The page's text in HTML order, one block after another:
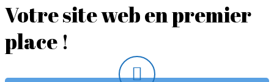
Votre site web en premier
place !